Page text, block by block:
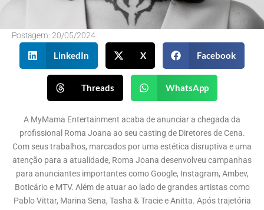
Postagem: 20/05/2024
LinkedIn X Facebook
Threads WhatsApp
A MyMama Entertainment acaba de anunciar a chegada da
profissional Roma Joana ao seu casting de Diretores de Cena.
Com seus trabalhos, marcados por uma estética disruptiva e uma
atenção para a atualidade, Roma Joana desenvolveu campanhas
para anunciantes importantes como Google, Instagram, Ambev,
Boticário e MTV. Além de atuar ao lado de grandes artistas como
Pablo Vittar, Marina Sena, Tasha & Tracie e Anitta. Após trajetória